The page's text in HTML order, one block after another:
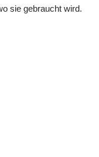
sie gebraucht wird.